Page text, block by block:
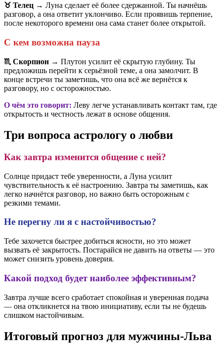
♉️ Телец → Луна сделает её более сдержанной. Ты начнёшь
разговор, а она ответит уклончиво. Если проявишь терпение,
после некоторого времени она сама станет более открытой.
С кем возможна пауза
♏️ Скорпион → Плутон усилит её скрытую глубину. Ты
предложишь перейти к серьёзной теме, а она замолчит. В
конце встречи ты заметишь, что она всё же вернётся к
разговору, но с осторожностью.
О чём это говорит: Леву легче устанавливать контакт там, где
открытость и честность лежат в основе общения.
Три вопроса астрологу о любви
Как завтра изменится общение с ней?
Солнце придаст тебе уверенности, а Луна усилит
чувствительность к её настроению. Завтра ты заметишь, как
легко начнётся разговор, но важно быть осторожным с
резкими темами.
Не перегну ли я с настойчивостью?
Тебе захочется быстрее добиться ясности, но это может
вызвать её закрытость. Постарайся не давить на ответы — это
может снизить уровень доверия.
Какой подход будет наиболее эффективным?
Завтра лучше всего сработает спокойная и уверенная подача
— она откликнется на твою инициативу, если ты не будешь
слишком настойчивым.
Итоговый прогноз для мужчины-Льва